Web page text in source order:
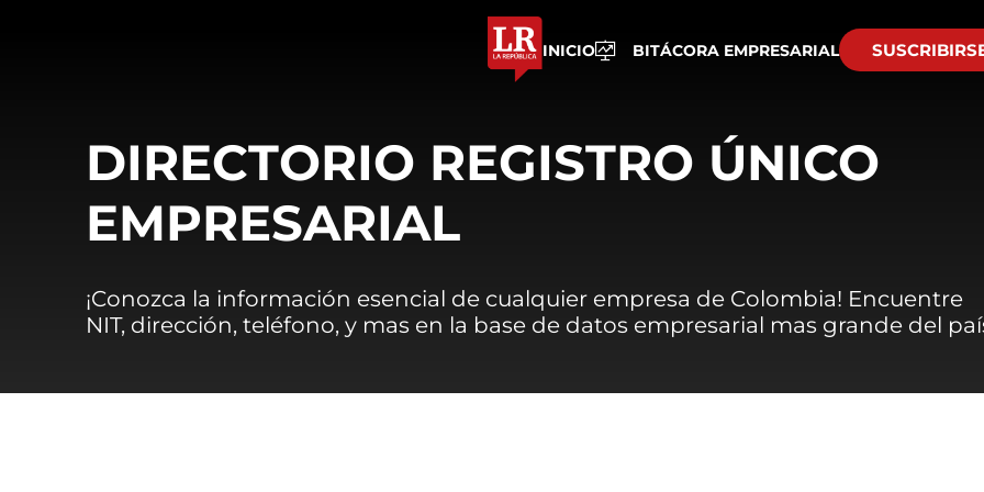
INICIO BITÁCORA EMPRESARIAL
DIRECTORIO REGISTRO ÚNICO
EMPRESARIAL
¡Conozca la información esencial de cualquier empresa de Colombia! Encuentre
NIT, dirección, teléfono, y mas en la base de datos empresarial mas grande del